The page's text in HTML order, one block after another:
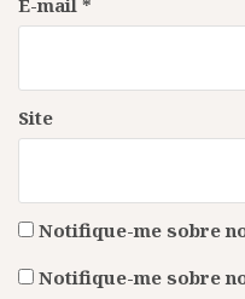
E-mail *
Site
Notifique-me sobre
Notifique-me sobre